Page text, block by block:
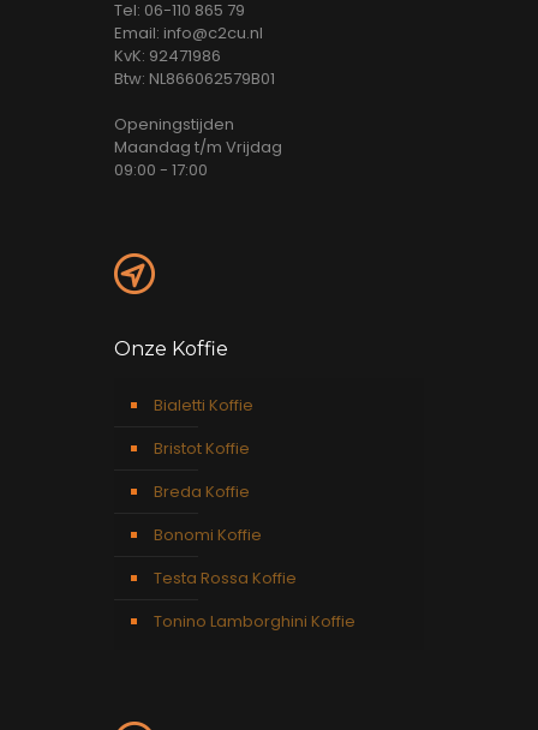
Tel: 06-110 865 79
Email: info@c2cu.nl
KvK: 92471986
Btw: NL866062579B01
Openingstijden
Maandag t/m Vrijdag
09:00 - 17:00
Onze Koffie
Bialetti Koffie
Bristot Koffie
Breda Koffie
Bonomi Koffie
Testa Rossa Koffie
Tonino Lamborghini Koffie